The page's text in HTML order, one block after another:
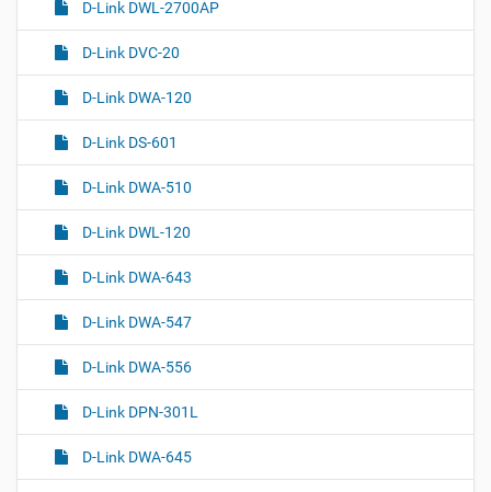
D-Link DWL-2700AP
D-Link DVC-20
D-Link DWA-120
D-Link DS-601
D-Link DWA-510
D-Link DWL-120
D-Link DWA-643
D-Link DWA-547
D-Link DWA-556
D-Link DPN-301L
D-Link DWA-645